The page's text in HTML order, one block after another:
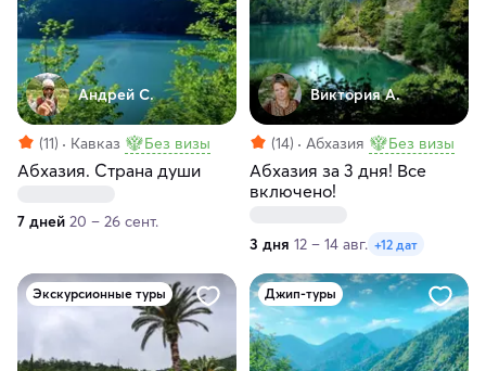
Андрей С.
(11) Кавказ Без визы
Абхазия. Страна души
7 дней 20 – 26 сент.
Виктория А.
(14) Абхазия Без визы
Абхазия за 3 дня! Все
включено!
3 дня 12 – 14 авг. +12 дат
Экскурсионные туры Джип-туры